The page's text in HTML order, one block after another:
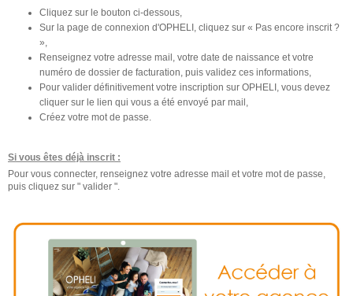
Cliquez sur le bouton ci-dessous,
Sur la page de connexion d'OPHELI, cliquez sur « Pas encore inscrit ?
»,
Renseignez votre adresse mail, votre date de naissance et votre
numéro de dossier de facturation, puis validez ces informations,
Pour valider définitivement votre inscription sur OPHELI, vous devez
cliquer sur le lien qui vous a été envoyé par mail,
Créez votre mot de passe.
Si vous êtes déjà inscrit :
Pour vous connecter, renseignez votre adresse mail et votre mot de passe,
puis cliquez sur " valider ".